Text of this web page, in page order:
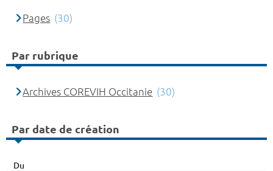
Pages (30)
Par rubrique
Archives COREVIH Occitanie (30)
Par date de création
Du